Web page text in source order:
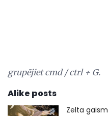
grupējiet cmd / ctrl + G.
Alike posts
Zelta